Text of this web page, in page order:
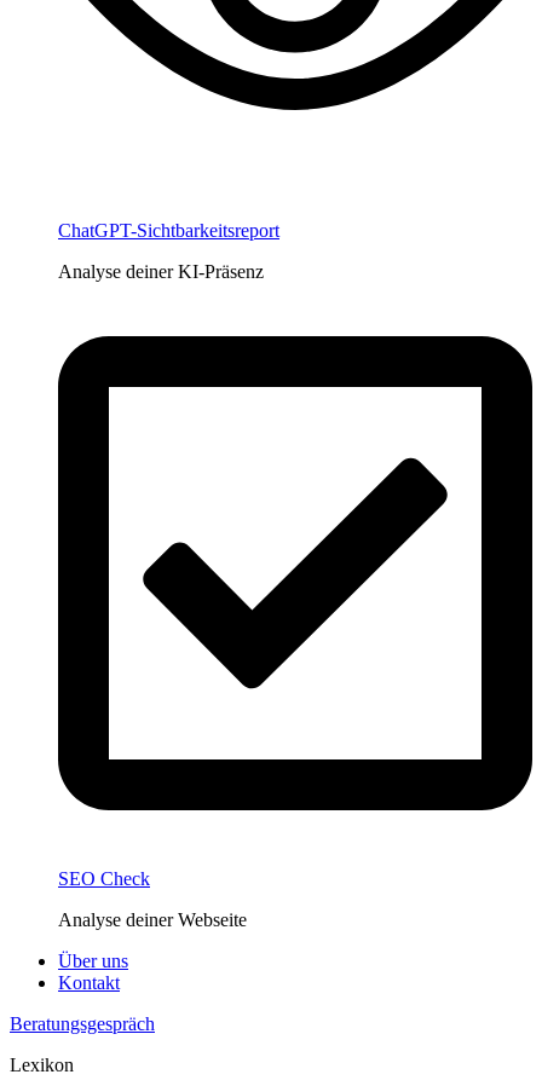
ChatGPT-Sichtbarkeitsreport
Analyse deiner KI-Präsenz
SEO Check
Analyse deiner Webseite
Über uns
Kontakt
Beratungsgespräch
Lexikon